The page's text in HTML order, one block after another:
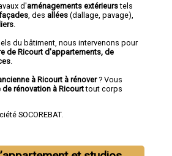
d'aménagements extérieurstels
, des allées (dallage, pavage),
du bâtiment, nous intervenons pour
de Ricourt d'appartements, de
à Ricourt à rénover? Vous
de rénovation à Ricourttout corps
SOCOREBAT.